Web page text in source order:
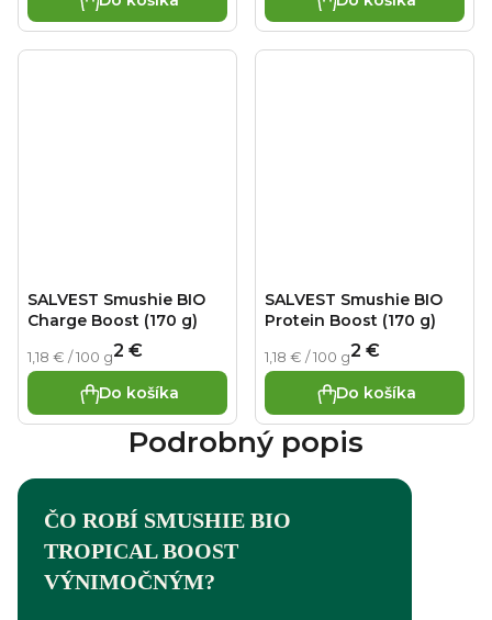
SALVEST Smushie BIO
Charge Boost (170 g)
2 €
Jednotková cena:
1,18 € / 100 g
Do košíka
SALVEST Smushie BIO
Protein Boost (170 g)
2 €
Jednotková cena:
1,18 € / 100 g
Do košíka
Podrobný popis
ČO ROBÍ SMUSHIE BIO
TROPICAL BOOST
VÝNIMOČNÝM?